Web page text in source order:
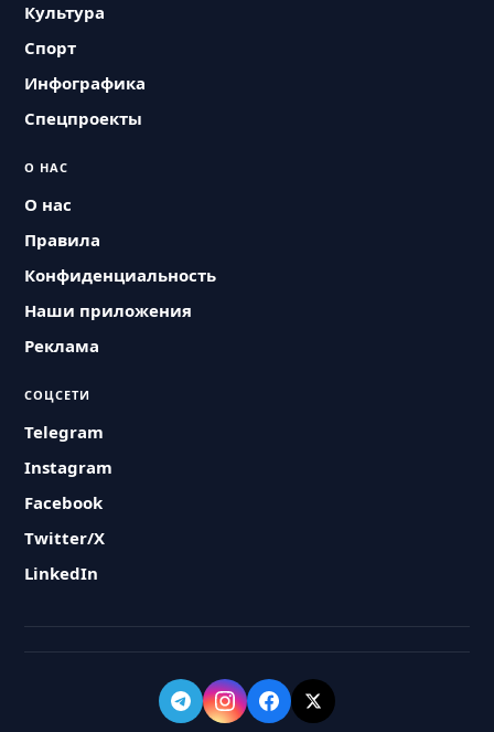
Культура
Спорт
Инфографика
Спецпроекты
О НАС
О нас
Правила
Конфиденциальность
Наши приложения
Реклама
СОЦСЕТИ
Telegram
Instagram
Facebook
Twitter/X
LinkedIn